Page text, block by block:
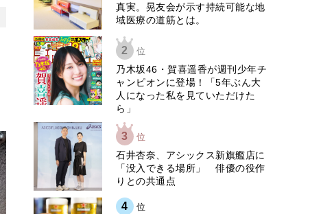
真実。晃友会が示す持続可能な地
域医療の道筋とは。
2 位
乃木坂46・賀喜遥香が週刊少年チ
ャンピオンに登場！「5年ぶん大
人になった私を見ていただけた
ら」
3 位
石井杏奈、アシックス新旗艦店に
「没入できる場所」 俳優の役作
りとの共通点
4 位